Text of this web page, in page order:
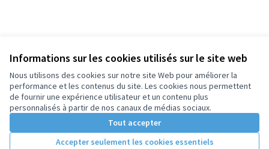
Informations sur les cookies utilisés sur le site web
Nous utilisons des cookies sur notre site Web pour améliorer la
performance et les contenus du site. Les cookies nous permettent
de fournir une expérience utilisateur et un contenu plus
personnalisés à partir de nos canaux de médias sociaux.
Tout accepter
Accepter seulement les cookies essentiels